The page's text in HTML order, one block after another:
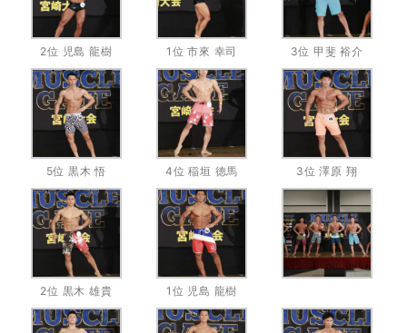
2位 児島 龍樹 1位 市來 幸司 3位 甲斐 裕介
5位 黒木 悟 4位 稲垣 徳馬 3位 澤原 翔
2位 黒木 雄貴 1位 児島 龍樹